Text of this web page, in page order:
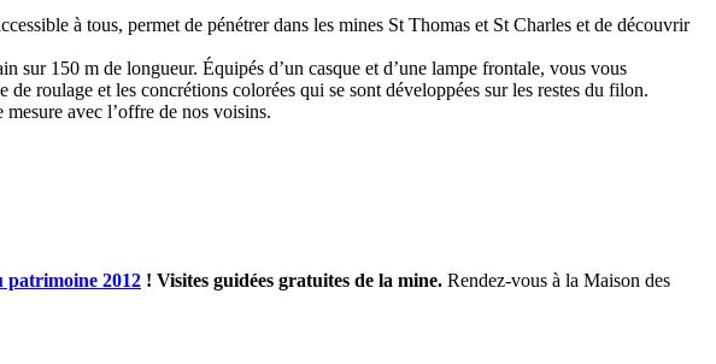
à tous, permet de pénétrer dans les mines St Thomas et St Charles et de découvrir
sur 150 m de longueur. Équipés d’un casque et d’une lampe frontale, vous vous
roulage et les concrétions colorées qui se sont développées sur les restes du filon.
mesure avec l’offre de nos voisins.
patrimoine 2012 ! Visites guidées gratuites de la mine. Rendez-vous à la Maison des